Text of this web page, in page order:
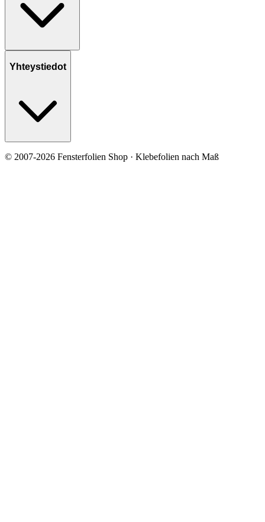
Yhteystiedot
© 2007-2026 Fensterfolien Shop · Klebefolien nach Maß